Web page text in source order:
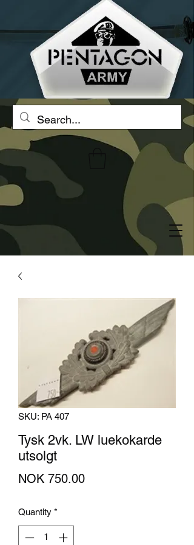
SKU: PA 407
Tysk 2vk. LW luekokarde
utsolgt
NOK 750.00Price
Quantity *